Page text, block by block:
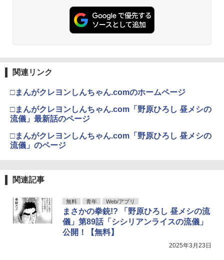
関連リンク
□まんがクレヨンしんちゃん.comのホームページ
□まんがクレヨンしんちゃん.com「野原ひろし 昼メシの
流儀」最新話のページ
□まんがクレヨンしんちゃん.com「野原ひろし 昼メシの
流儀」のページ
関連記事
無料 青年 Web/アプリ
まさかの拳銃!? 「野原ひろし 昼メシの流
儀」第89話「シシリアンライスの流儀」
公開！【無料】
2025年3月23日